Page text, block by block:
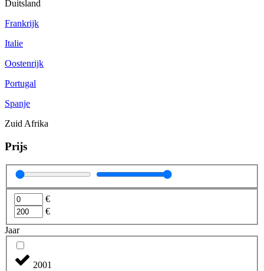
Duitsland
Frankrijk
Italie
Oostenrijk
Portugal
Spanje
Zuid Afrika
Prijs
€
€
Jaar
2001